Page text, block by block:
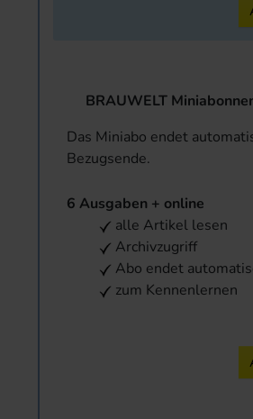
BRAUWELT
Das Miniabo endet
Bezugsende.
6 Ausgaben + online
alle Artikel lesen
Archivzugriff
Abo endet
zum Kennenlernen